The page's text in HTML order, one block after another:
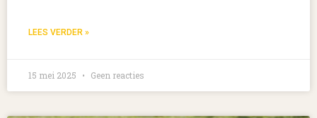
LEES VERDER »
15 mei 2025 Geen reacties